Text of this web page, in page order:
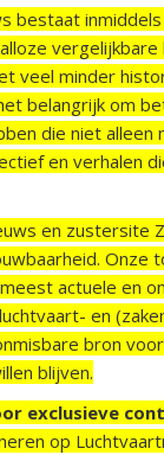
bestaat
vergelijkbare
veel minder
belangrijk om
die niet alleen
en verhalen
en zustersite
Onze
actuele en
en
bron
blijven.
exclusieve
op